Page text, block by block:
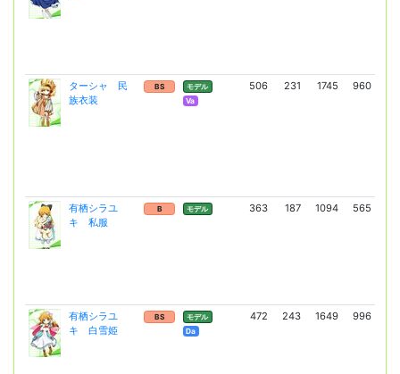
ターシャ 民
族衣装
BS
モデル
Va
506 231 1745 960
有栖シラユ
キ 私服
B モデル 363 187 1094 565
有栖シラユ
キ 白雪姫
BS
モデル
Da
472 243 1649 996